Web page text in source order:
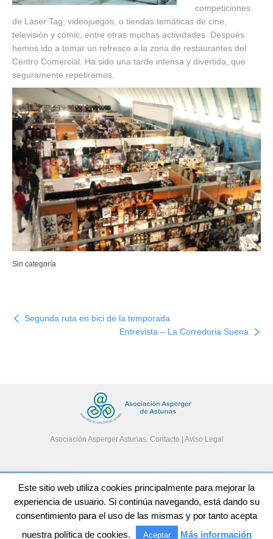
competiciones
de Laser Tag, videojuegos, o tiendas temáticas de cine,
televisión y cómic, entre otras muchas actividades. Después
hemos ido a tomar un refresco a la zona de restaurantes del
Centro Comercial. Ha sido una tarde intensa y divertida, que
seguramente repetiremos.
Sin categoría
Segunda ruta en bici de la temporada
Entrevista – La Corredoria Suena
Asociación Asperger Asturias. Contacto Aviso Legal
Este sitio web utiliza cookies principalmente para mejorar la
experiencia de usuario. Si continúa navegando, está dando su
consentimiento para el uso de las mismas y por tanto acepta
nuestra política de cookies.
Aceptar Más información
Política de Privacidad
Home
Facebook Asperger Asturias
Instagram Asperger Asturias